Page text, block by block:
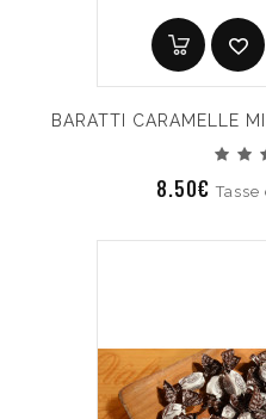
BARATTI CARAMELLE
8.50€